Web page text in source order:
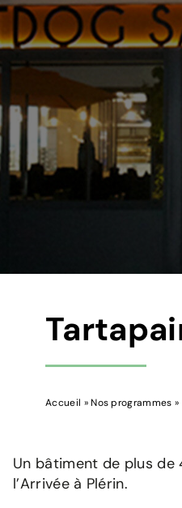
Accueil »Nos programmes »
Un bâtiment de plus
l’Arrivée à Plérin.